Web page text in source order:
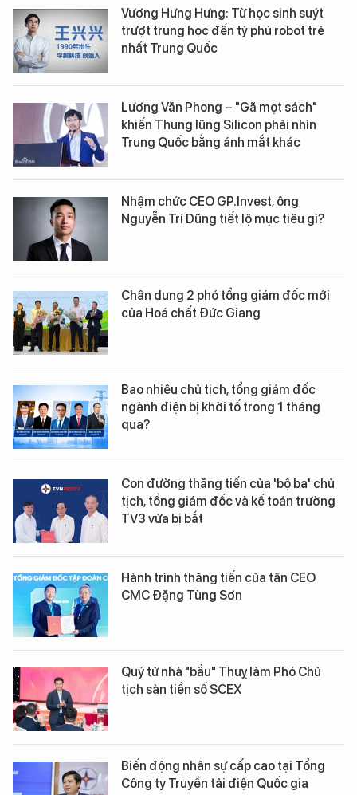
Vương Hưng Hưng: Từ học sinh suýt
trượt trung học đến tỷ phú robot trẻ
nhất Trung Quốc
Lương Văn Phong – "Gã mọt sách"
khiến Thung lũng Silicon phải nhìn
Trung Quốc bằng ánh mắt khác
Nhậm chức CEO GP.Invest, ông
Nguyễn Trí Dũng tiết lộ mục tiêu gì?
Chân dung 2 phó tổng giám đốc mới
của Hoá chất Đức Giang
Bao nhiêu chủ tịch, tổng giám đốc
ngành điện bị khởi tố trong 1 tháng
qua?
Con đường thăng tiến của 'bộ ba' chủ
tịch, tổng giám đốc và kế toán trưởng
TV3 vừa bị bắt
Hành trình thăng tiến của tân CEO
CMC Đặng Tùng Sơn
Quý tử nhà "bầu" Thuỵ làm Phó Chủ
tịch sàn tiền số SCEX
Biến động nhân sự cấp cao tại Tổng
Công ty Truyền tải điện Quốc gia